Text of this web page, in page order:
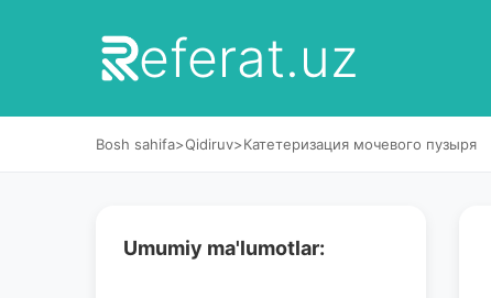
eferat.uz
Bosh sahifa>Qidiruv>Катетеризация мочевого пузыря
Umumiy ma'lumotlar: